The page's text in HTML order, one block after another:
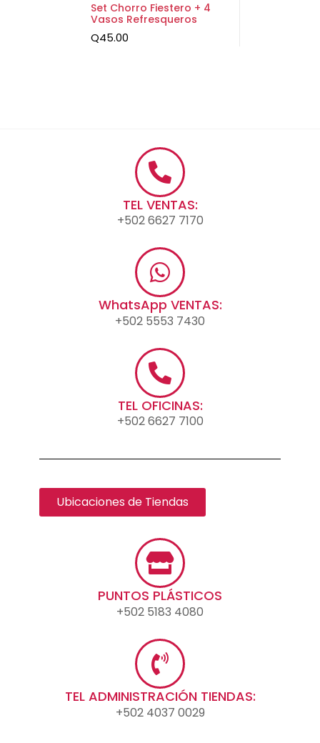
Set Chorro Fiestero + 4
Vasos Refresqueros
Q45.00
TEL VENTAS:
+502 6627 7170
WhatsApp VENTAS:
+502 5553 7430
TEL OFICINAS:
+502 6627 7100
Ubicaciones de Tiendas
PUNTOS PLÁSTICOS
+502 5183 4080
TEL ADMINISTRACIÓN TIENDAS:
+502 4037 0029